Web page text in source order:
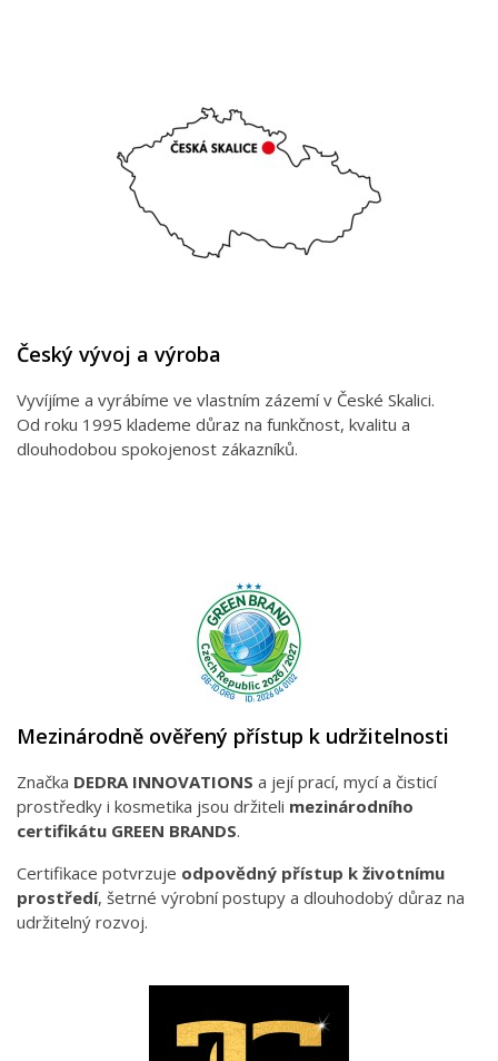
Český vývoj a výroba
Vyvíjíme a vyrábíme ve vlastním zázemí v České Skalici.
Od roku 1995 klademe důraz na funkčnost, kvalitu a
dlouhodobou spokojenost zákazníků.
Mezinárodně ověřený přístup k udržitelnosti
Značka DEDRA INNOVATIONS a její prací, mycí a čisticí
prostředky i kosmetika jsou držiteli mezinárodního
certifikátu GREEN BRANDS.
Certifikace potvrzuje odpovědný přístup k životnímu
prostředí, šetrné výrobní postupy a dlouhodobý důraz na
udržitelný rozvoj.